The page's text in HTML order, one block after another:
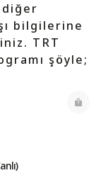
diğer
bilgilerine
TRT
şöyle;